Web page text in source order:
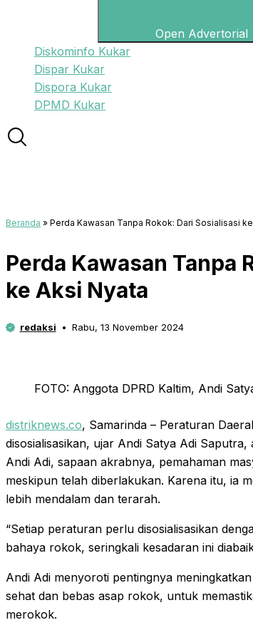
Open Advertorial
Diskominfo Kukar
Dispar Kukar
Dispora Kukar
DPMD Kukar
Beranda » Perda Kawasan Tanpa Rokok: Dari Sosialisasi
Perda Kawasan Tanpa
ke Aksi Nyata
redaksi Rabu, 13 November 2024
FOTO: Anggota DPRD Kaltim, Andi
distriknews.co, Samarinda – Peraturan
disosialisasikan, ujar Andi Satya Adi
Andi Adi, sapaan akrabnya, pemahaman
meskipun telah diberlakukan. Karena itu, ia
lebih mendalam dan terarah.
“Setiap peraturan perlu disosialisasikan
bahaya rokok, seringkali kesadaran ini
Andi Adi menyoroti pentingnya
sehat dan bebas asap rokok, untuk
merokok.